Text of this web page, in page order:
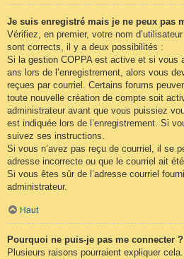
Je suis enregistré mais je ne peux pas
Vérifiez, en premier, votre nom
sont corrects, il y a deux possibilités :
Si la gestion COPPA est active et si vous
ans lors de l’enregistrement, alors vous
reçues par courriel. Certains forums
toute nouvelle création de compte soit
administrateur avant que vous puissiez
est indiquée lors de l’enregistrement. Si
suivez ses instructions.
Si vous n’avez pas reçu de courriel, il se
adresse incorrecte ou que le courriel ait
Si vous êtes sûr de l’adresse courriel
administrateur.
Haut
Pourquoi ne puis-je pas me connecter ?
Plusieurs raisons pourraient expliquer